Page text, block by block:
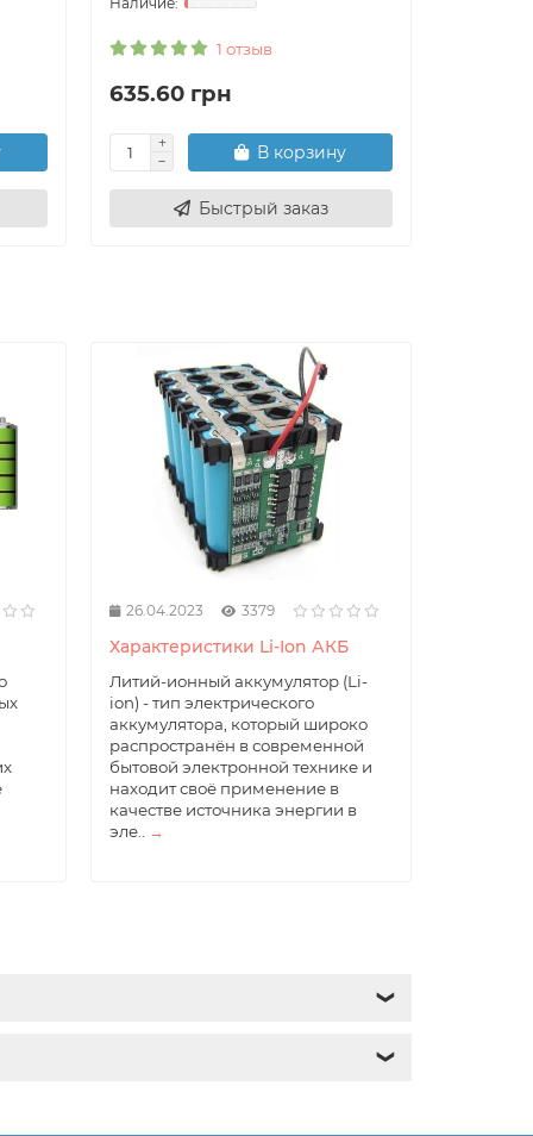
1 отзыв
635.60 грн
В корзину
Быстрый заказ
26.04.2023 3379
Характеристики Li-Ion АКБ
Литий-ионный аккумулятор (Li-
ion) - тип электрического
аккумулятора, который широко
распространён в современной
бытовой электронной технике и
находит своё применение в
качестве источника энергии в
эле..
→
❯
❯